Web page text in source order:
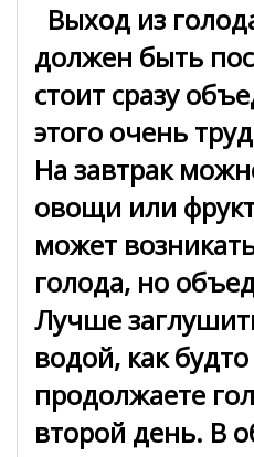
Выход из
должен быть
стоит сразу
этого очень
На завтрак
овощи или
может
голода, но
Лучше
водой, как
продолжаете
второй день. В